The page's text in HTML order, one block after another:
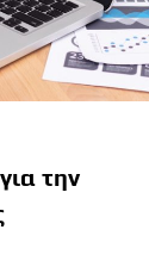
την